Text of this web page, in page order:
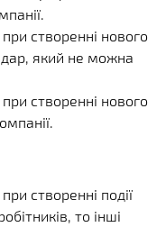
створенні нового
який не можна
створенні нового
створенні події
то інші